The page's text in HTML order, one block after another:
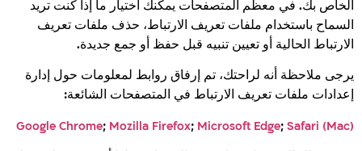
الخاص بك. في معظم المتصفحات يمكنك اختيار ما إذا كنت تريد
السماح باستخدام ملفات تعريف الارتباط، حذف ملفات تعريف
الارتباط الحالية أو تعيين تنبيه قبل حفظ أو جمع جديدة.
يرجى ملاحظة أنه لراحتك، تم إرفاق روابط لمعلومات حول إدارة
إعدادات ملفات تعريف الارتباط في المتصفحات الشائعة:
Google Chrome; Mozilla Firefox; Microsoft Edge; Safari (Mac)